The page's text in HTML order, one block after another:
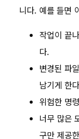
니다. 예를 들면
작업이 끝
다.
변경된 파
남기게 한
위험한 명
너무 많은
구만 제공